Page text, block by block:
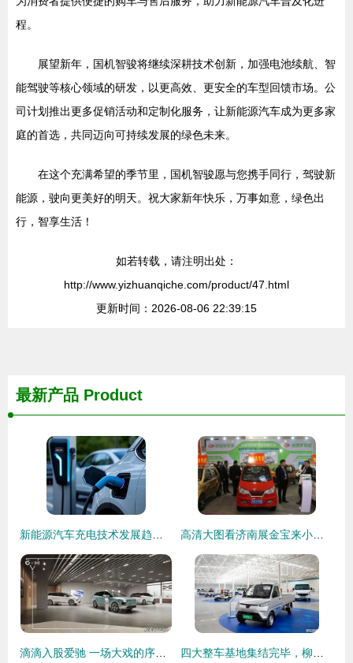
程。
展望新年，国机智骏将继续深耕技术创新，加强电池续航、智
能驾驶等核心领域的研发，以更高效、更安全的车型回馈市场。公
司计划推出更多促销活动和定制化服务，让新能源汽车成为更多家
庭的首选，共同迈向可持续发展的绿色未来。
在这个充满希望的季节里，国机智骏愿与您携手同行，驾驶新
能源，驶向更美好的明天。祝大家新年快乐，万事如意，绿色出
行，智享生活！
如若转载，请注明出处：
http://www.yizhuanqiche.com/product/47.html
更新时间：2026-08-06 22:39:15
最新产品 Product